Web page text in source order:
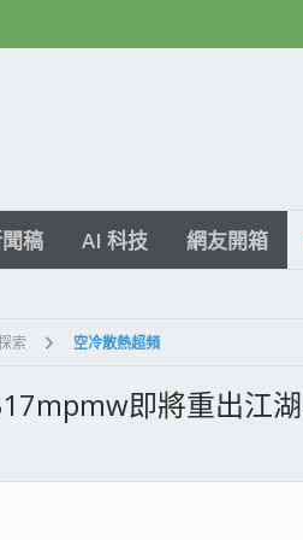
稿 AI 科技 網友開箱
索 空冷散熱超頻
即將重出江